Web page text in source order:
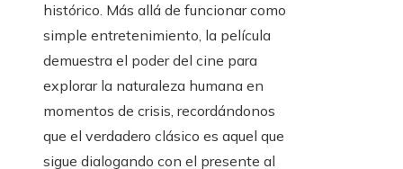
histórico. Más allá de funcionar como
simple entretenimiento, la película
demuestra el poder del cine para
explorar la naturaleza humana en
momentos de crisis, recordándonos
que el verdadero clásico es aquel que
sigue dialogando con el presente al